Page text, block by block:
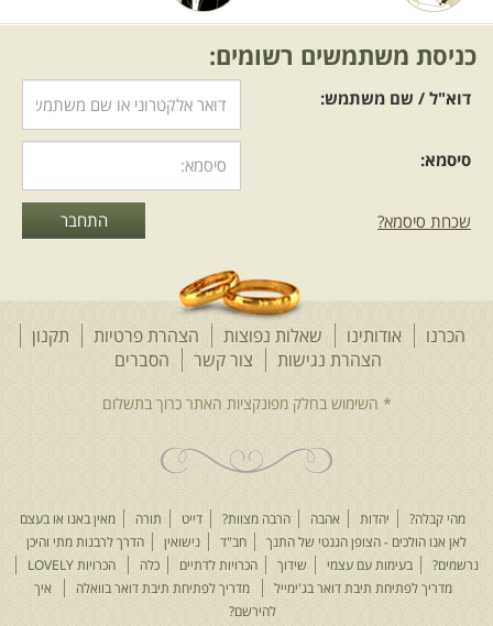
כניסת משתמשים רשומים:
דוא"ל / שם משתמש:
סיסמא:
שכחת סיסמא?
הכרנו אודותינו שאלות נפוצות הצהרת פרטיות
תקנון
הצהרת נגישות
צור קשר הסברים
מהי קבלה? יהדות אהבה הרבה מצוות? דייט תורה
מאין באנו או בעצם
לאן אנו הולכים - הצופן הגנטי של התנך
חב"ד נישואין
הדרך לרבנות מתי והיכן
נרשמים?
בעימות עם עצמי שידוך הכרויות לדתיים כלה
הכרויות LOVELY
מדריך לפתיחת תיבת דואר בג'ימייל
מדריך לפתיחת תיבת דואר בוואלה
איך
להירשם?